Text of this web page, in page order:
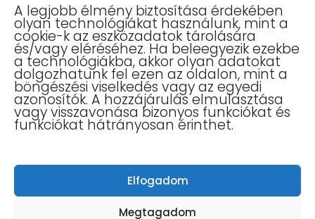
A legjobb élmény biztosítása érdekében
olyan technológiákat használunk, mint a
cookie-k az eszközadatok tárolására
és/vagy eléréséhez. Ha beleegyezik ezekbe
a technológiákba, akkor olyan adatokat
dolgozhatunk fel ezen az oldalon, mint a
böngészési viselkedés vagy az egyedi
azonosítók. A hozzájárulás elmulasztása
vagy visszavonása bizonyos funkciókat és
funkciókat hátrányosan érinthet.
Elfogadom
Megtagadom
Allergia elleni maszk
Gyerek szájmaszk
Kesztyűk
Szájmaszk – Kezelési Útmutató
Vásárlási Tájékoztató
Tudástár
Általános Szerződési Feltételek